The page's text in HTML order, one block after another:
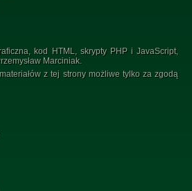
kod HTML, skrypty PHP i JavaScript,
Marciniak.
z tej strony możliwe tylko za zgodą